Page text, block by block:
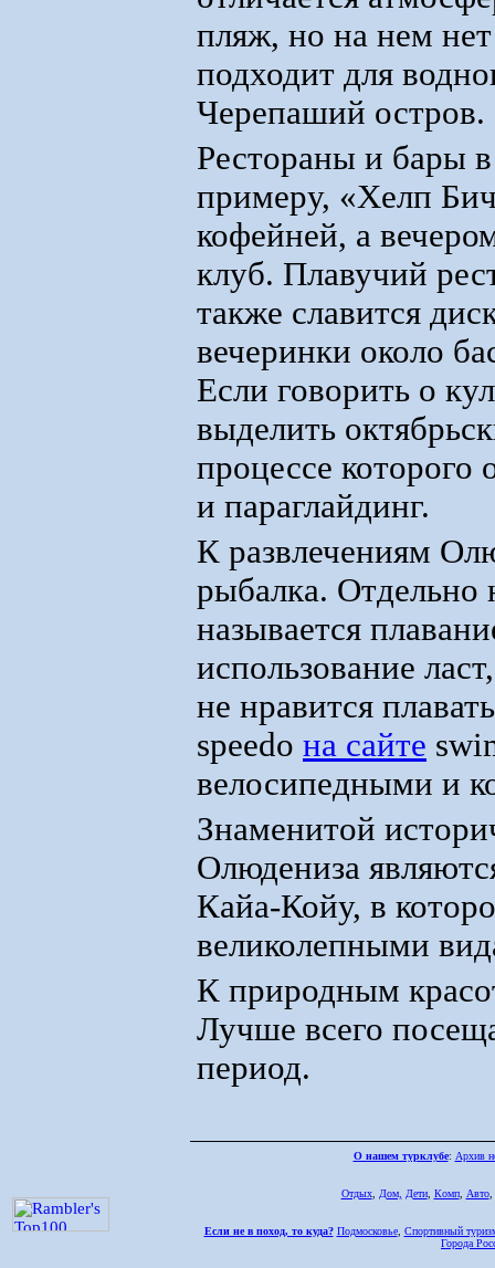
пляж, но на нем
подходит для
Черепаший остров.
Рестораны и бары
примеру, «Хелп
кофейней, а
клуб. Плавучий
также славится
вечеринки около
Если говорить о
выделить
процессе
и параглайдинг.
К развлечениям
рыбалка. Отдельно
называется
использование
не нравится
speedo на сайте
велосипедными и
Знаменитой
Олюдениза
Кайа-Койу, в
великолепными
К природным
Лучше всего
период.
О нашем турклубе: Архив
Отдых, Дом, Дети, Комп, Авто,
Если не в поход, то куда? Подмосковье, Спортивный
Города